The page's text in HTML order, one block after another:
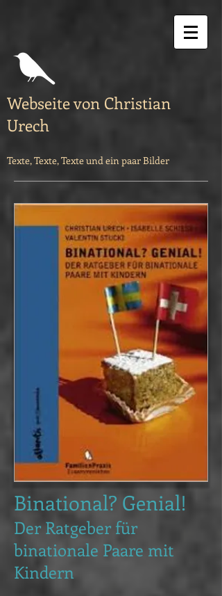
Webseite von Christian
Urech
Texte, Texte, Texte und ein paar Bilder
Binational? Genial!
Der Ratgeber für
binationale Paare mit
Kindern